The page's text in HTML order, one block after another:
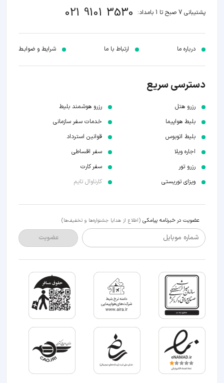
پشتیبانی 7 صبح تا 1 بامداد: 021 9101 3530
درباره ما ارتباط با ما شرایط و ضوابـط
دسترسی سریع
رزرو هتل
بلیط هواپیما
بلیط اتوبوس
اجاره ویلا
رزرو تور
ویزای توریستی
رزرو هوشمند بلیط
خدمات سفر سازمانی
قوانین استرداد
سفر اقساطی
سفر کارت
کارناوال تایم
عضویت در خبرنامه پیامکی (اطلاع از هدایا جشنواره‌ها و تخفیف‌ها)
شماره موبایل عضویت